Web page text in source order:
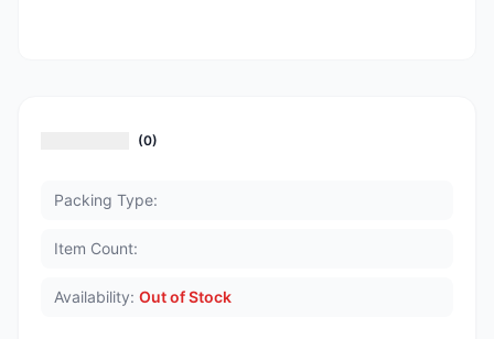
(0)
Packing Type:
Item Count:
Availability: Out of Stock